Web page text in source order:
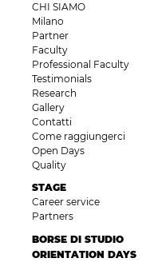
CHI SIAMO
Milano
Partner
Faculty
Professional Faculty
Testimonials
Research
Gallery
Contatti
Come raggiungerci
Open Days
Quality
STAGE
Career service
Partners
BORSE DI STUDIO
ORIENTATION DAYS